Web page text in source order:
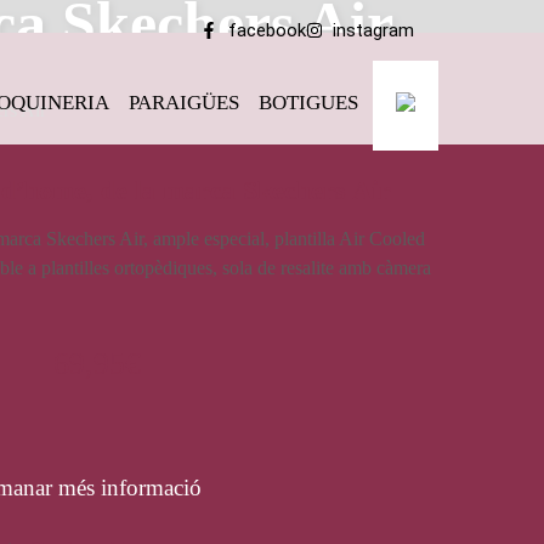
facebook instagram
PARAIGÜES BOTIGUES
Skechers Air
Air
Skechers Air, ample especial, plantilla Air Cooled
a plantilles ortopèdiques, sola de resalite amb càmera
més informació